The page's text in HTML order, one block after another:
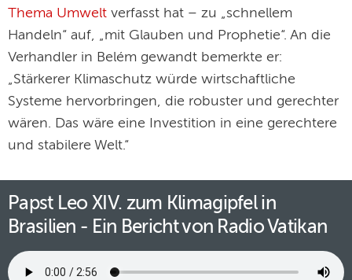
Thema Umwelt verfasst hat – zu „schnellem
Handeln“ auf, „mit Glauben und Prophetie“. An die
Verhandler in Belém gewandt bemerkte er:
„Stärkerer Klimaschutz würde wirtschaftliche
Systeme hervorbringen, die robuster und gerechter
wären. Das wäre eine Investition in eine gerechtere
und stabilere Welt.“
Papst Leo XIV. zum Klimagipfel in
Brasilien - Ein Bericht von Radio Vatikan